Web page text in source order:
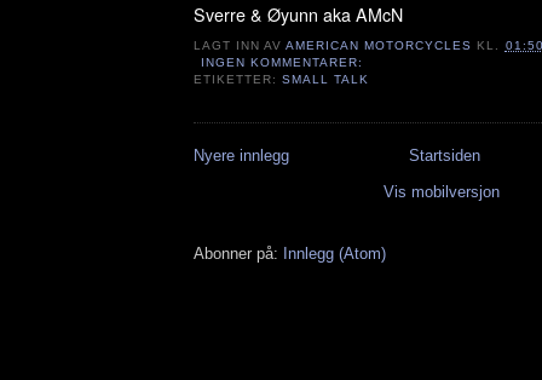
Sverre & Øyunn aka AMcN
LAGT INN AVAMERICAN MOTORCYCLES KL.
INGEN KOMMENTARER:
ETIKETTER:SMALL TALK
Nyere innlegg
Startsiden
Vis mobilversjon
Abonner på: Innlegg (Atom)